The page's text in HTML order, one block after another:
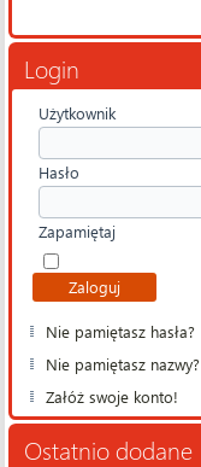
Login
Użytkownik
Hasło
Zapamiętaj
Nie pamiętasz hasła?
Nie pamiętasz nazwy?
Załóż swoje konto!
Ostatnio dodane